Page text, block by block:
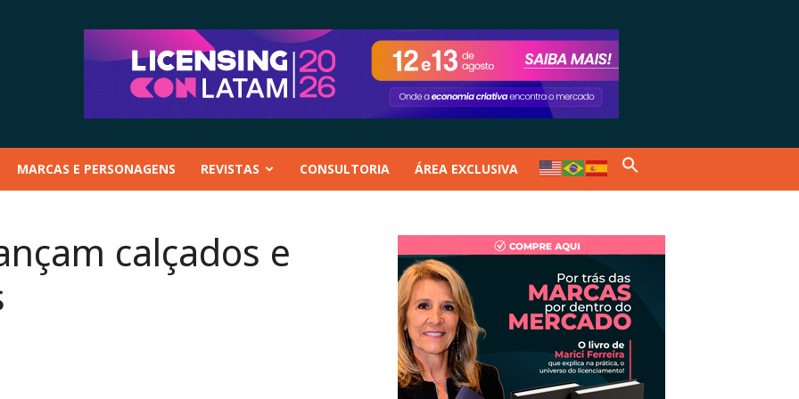
MARCAS E PERSONAGENS REVISTAS CONSULTORIA ÁREA EXCLUSIVA
calçados e